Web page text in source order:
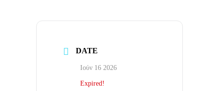
DATE
Ιούν 16 2026
Expired!